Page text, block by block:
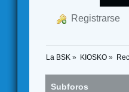
Registrarse
La BSK » KIOSKO»
Subforos